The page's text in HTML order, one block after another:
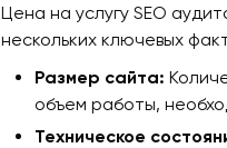
Цена на услугу SEO
нескольких ключевых
Размер сайта:
объем работы,
Техническое